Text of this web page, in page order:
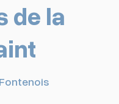
de la